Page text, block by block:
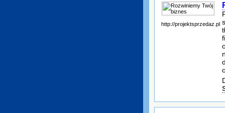
http://projektsprzedaz.pl